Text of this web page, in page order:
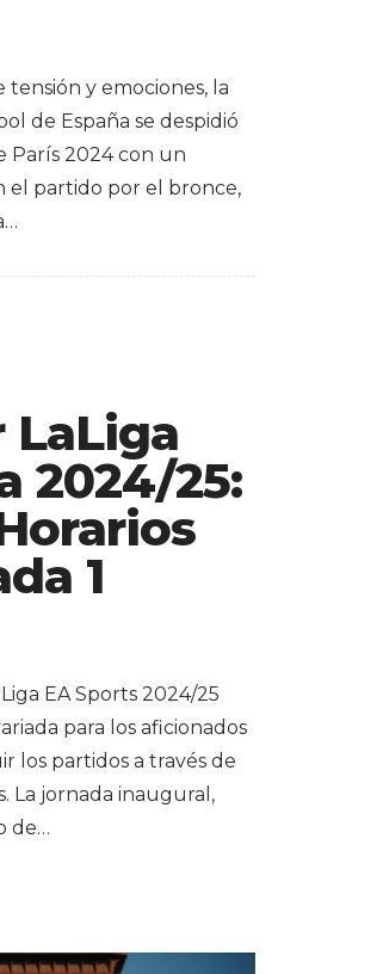
y emociones, la
de España se despidió
París 2024 con un
el partido por el bronce,
LaLiga
2024/25:
1
EA Sports 2024/25
para los aficionados
los partidos a través de
La jornada inaugural,
de…